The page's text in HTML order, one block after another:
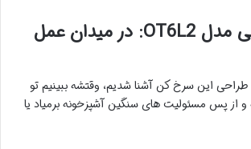
عملکرد و کارایی مدل OT6L2: در میدان عمل
این سرخ کن آشنا شدیم، وقتشه ببینیم تو
از پس مسئولیت های سنگین آشپزخونه برمیاد یا